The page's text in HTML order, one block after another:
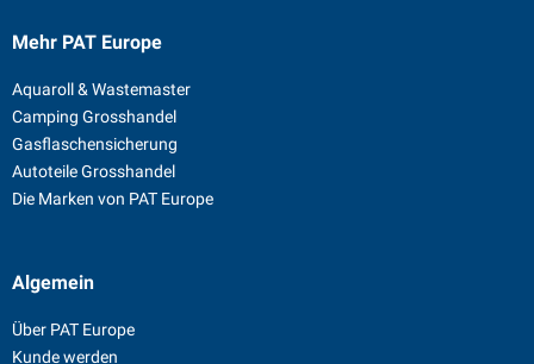
Mehr PAT Europe
Aquaroll & Wastemaster
Camping Grosshandel
Gasflaschensicherung
Autoteile Grosshandel
Die Marken von PAT Europe
Algemein
Über PAT Europe
Kunde werden